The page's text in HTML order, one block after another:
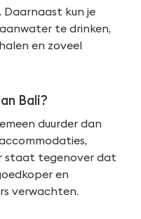
Daarnaast kun je
te drinken,
en zoveel
Bali?
duurder dan
staat tegenover dat
en
verwachten.